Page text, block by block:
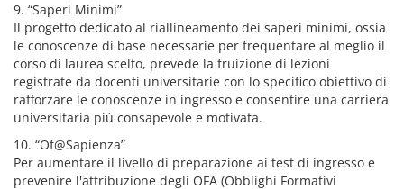
9. “Saperi Minimi”
Il progetto dedicato al riallineamento dei saperi minimi, ossia
le conoscenze di base necessarie per frequentare al meglio il
corso di laurea scelto, prevede la fruizione di lezioni
registrate da docenti universitarie con lo specifico obiettivo di
rafforzare le conoscenze in ingresso e consentire una carriera
universitaria più consapevole e motivata.
10. “Of@Sapienza”
Per aumentare il livello di preparazione ai test di ingresso e
prevenire l'attribuzione degli OFA (Obblighi Formativi